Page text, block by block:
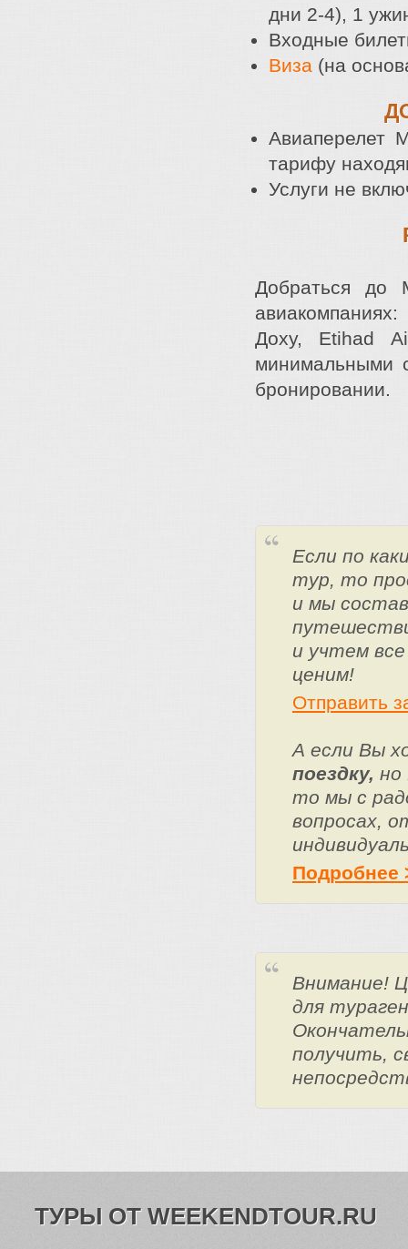
дни 2-4), 1
Входные
Виза (на
Aвиаперелет
тарифу
Услуги не
Добраться до
Доху, Etihad
минимальными
бронировании.
Если по
тур, то
и мы
и учтем
ценим!
Отправить
А если Вы
поездку, но
то мы с
вопросах,
Подробнее
Внимание!
для
получить,
ТУРЫ ОТ WEEKENDTOUR.RU